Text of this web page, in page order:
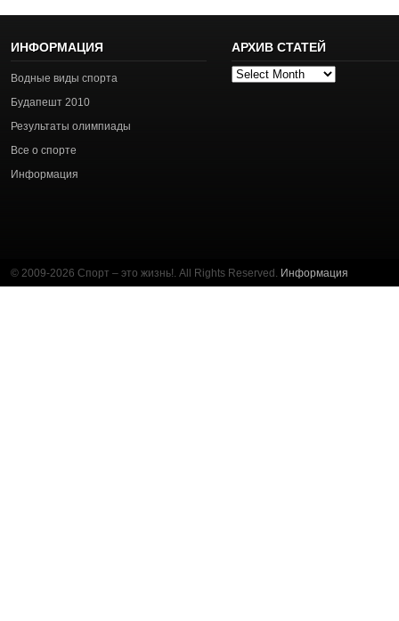
ИНФОРМАЦИЯ
Водные виды спорта
Будапешт 2010
Результаты олимпиады
Все о спорте
Информация
АРХИВ СТАТЕЙ
Архив
© 2009-2026 Спорт – это жизнь!. All Rights Reserved. Информация